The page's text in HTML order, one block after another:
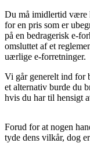
Du må imidlertid være
for en pris som er
på en bedragerisk e-
omsluttet af et
uærlige e-forretninger.
Vi går generelt ind for
et alternativ burde du
hvis du har til hensigt
Forud for at nogen
tyde dens vilkår, dog